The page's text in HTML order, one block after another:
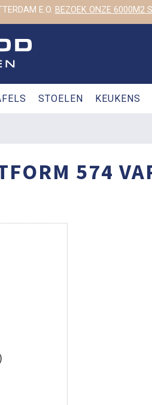
E.O. BEZOEK ONZE 6000M2
STOELEN KEUKENS
574